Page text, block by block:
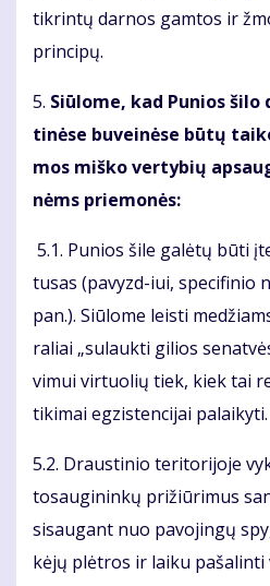
tik­rin­tų dar­nos gam­tos ir
prin­ci­pų.
5. Siū­lo­me, kad Pu­nios
ti­nė­se bu­vei­nė­se bū­tų
mos miš­ko ver­ty­bių
nėms prie­mo­nės:
5.1. Pu­nios ši­le ga­lė­tų bū­ti
tu­sas (pa­vyzd-iui, spe­ci­fi­nio
pan.). Siū­lo­me leis­ti
ra­liai „su­lauk­ti gi­lios
vi­mui vir­tuo­lių tiek, kiek tai
ti­ki­mai eg­zis­ten­ci­jai pa­lai­ky­ti.
5.2. Draus­ti­nio te­ri­to­ri­jo­je
to­sau­gi­nin­kų pri­žiū­ri­mus
si­sau­gant nuo pa­vo­jin­gų
kė­jų plėt­ros ir lai­ku pa­ša­lin­ti